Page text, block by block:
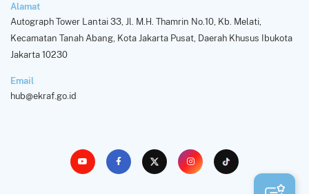
Alamat
Autograph Tower Lantai 33, Jl. M.H. Thamrin No.10, Kb. Melati,
Kecamatan Tanah Abang, Kota Jakarta Pusat, Daerah Khusus Ibukota
Jakarta 10230
Email
hub@ekraf.go.id